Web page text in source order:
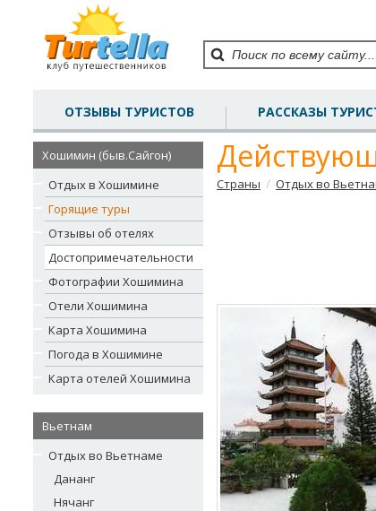
ОТЗЫВЫ ТУРИСТОВ РАССКАЗЫ
Хошимин (быв.Сайгон)
Отдых в Хошимине
Горящие туры
Отзывы об отелях
Достопримечательности
Фотографии Хошимина
Отели Хошимина
Карта Хошимина
Погода в Хошимине
Карта отелей Хошимина
Вьетнам
Отдых во Вьетнаме
Дананг
Нячанг
Страны / Отдых во